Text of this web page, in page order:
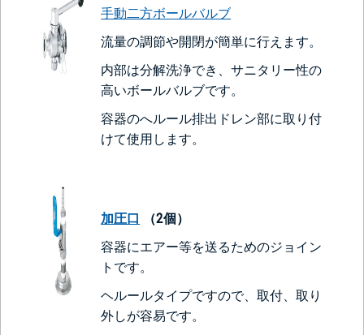
手動二方ボールバルブ
流量の調節や開閉が簡単に行えます。
内部は分解洗浄でき、サニタリー性の
高いボールバルブです。
容器のへルール排出ドレン部に取り付
けて使用します。
加圧口
（2個）
容器にエアー等を送るためのジョイン
トです。
ヘルールタイプですので、取付、取り
外しが容易です。